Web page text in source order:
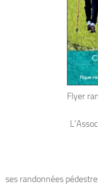
Flyer
ses randonnées